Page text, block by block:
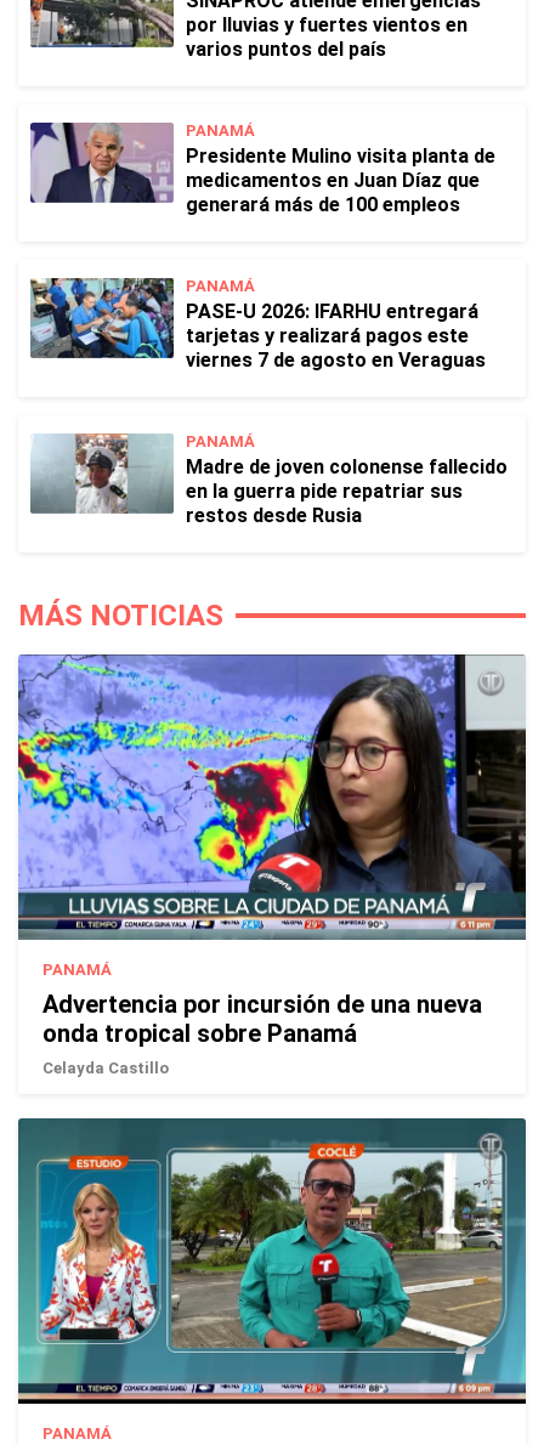
por lluvias y fuertes vientos en
varios puntos del país
PANAMÁ
Presidente Mulino visita planta de
medicamentos en Juan Díaz que
generará más de 100 empleos
PANAMÁ
PASE-U 2026: IFARHU entregará
tarjetas y realizará pagos este
viernes 7 de agosto en Veraguas
PANAMÁ
Madre de joven colonense fallecido
en la guerra pide repatriar sus
restos desde Rusia
MÁS NOTICIAS
PANAMÁ
Advertencia por incursión de una nueva
onda tropical sobre Panamá
Celayda Castillo
PANAMÁ